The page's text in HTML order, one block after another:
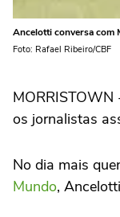
Ancelotti conversa com
Foto: Rafael Ribeiro/CBF
os jornalistas
No dia mais
Mundo,